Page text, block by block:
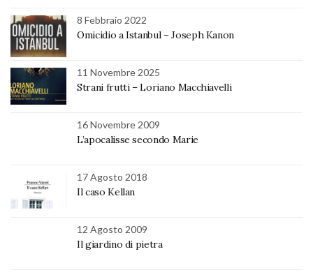
8 Febbraio 2022
Omicidio a Istanbul – Joseph Kanon
11 Novembre 2025
Strani frutti – Loriano Macchiavelli
16 Novembre 2009
L’apocalisse secondo Marie
17 Agosto 2018
Il caso Kellan
12 Agosto 2009
Il giardino di pietra